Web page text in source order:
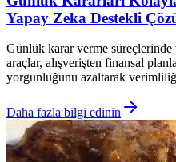
Yapay Zeka Destekli
Günlük karar verme
araçlar, alışverişten finansal
yorgunluğunu azaltarak
Daha fazla bilgi edinin